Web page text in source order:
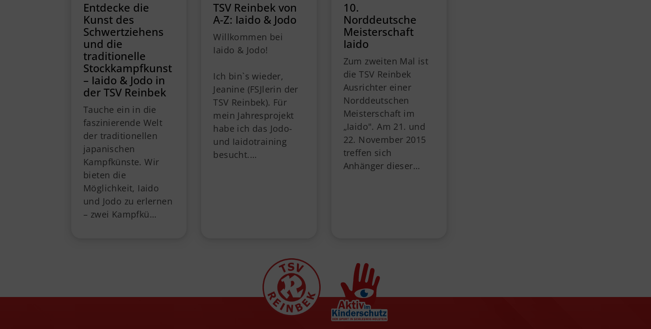
Entdecke die
Kunst des
Schwertziehens
und die
traditionelle
Stockkampfkunst
– Iaido & Jodo in
der TSV Reinbek
Tauche ein in die
faszinierende Welt
der traditionellen
japanischen
Kampfkünste. Wir
bieten die
Möglichkeit, Iaido
und Jodo zu erlernen
– zwei Kampfkü…
TSV Reinbek von
A-Z: Iaido & Jodo
Willkommen bei
Iaido & Jodo!
Ich bin`s wieder,
Jeanine (FSJlerin der
TSV Reinbek). Für
mein Jahresprojekt
habe ich das Jodo-
und Iaidotraining
besucht.…
10.
Norddeutsche
Meisterschaft
Iaido
Zum zweiten Mal ist
die TSV Reinbek
Ausrichter einer
Norddeutschen
Meisterschaft im
„Iaido". Am 21. und
22. November 2015
treffen sich
Anhänger dieser…